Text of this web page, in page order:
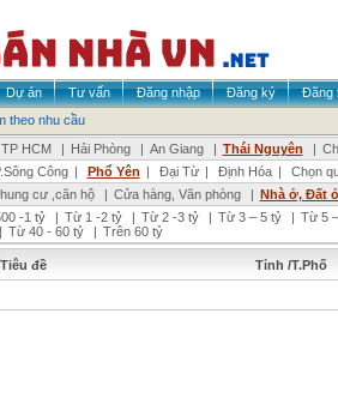
Dự án Tư vấn Đăng nhập Đăng ký
Đăng
theo nhu cầu
TP HCM | Hải Phòng | An Giang | Thái Nguyên |
Công | Phổ Yên | Đại Từ | Định Hóa |
Chọn
cư ,căn hộ | Cửa hàng, Văn phòng | Nhà ở, Đất
-1 tỷ | Từ 1 -2 tỷ | Từ 2 -3 tỷ | Từ 3 – 5 tỷ | Từ 5
| Từ 40 - 60 tỷ | Trên 60 tỷ
Tiêu đề Tỉnh /T.Phố